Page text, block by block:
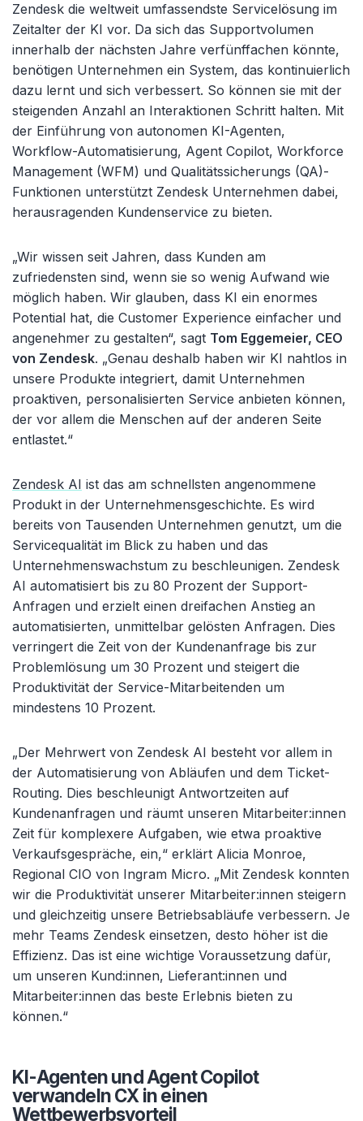
Zendesk die weltweit umfassendste Servicelösung im
Zeitalter der KI vor. Da sich das Supportvolumen
innerhalb der nächsten Jahre verfünffachen könnte,
benötigen Unternehmen ein System, das kontinuierlich
dazu lernt und sich verbessert. So können sie mit der
steigenden Anzahl an Interaktionen Schritt halten. Mit
der Einführung von autonomen KI-Agenten,
Workflow-Automatisierung, Agent Copilot, Workforce
Management (WFM) und Qualitätssicherungs (QA)-
Funktionen unterstützt Zendesk Unternehmen dabei,
herausragenden Kundenservice zu bieten.
„Wir wissen seit Jahren, dass Kunden am
zufriedensten sind, wenn sie so wenig Aufwand wie
möglich haben. Wir glauben, dass KI ein enormes
Potential hat, die Customer Experience einfacher und
angenehmer zu gestalten“, sagt Tom Eggemeier, CEO
von Zendesk. „Genau deshalb haben wir KI nahtlos in
unsere Produkte integriert, damit Unternehmen
proaktiven, personalisierten Service anbieten können,
der vor allem die Menschen auf der anderen Seite
entlastet.“
Zendesk AI ist das am schnellsten angenommene
Produkt in der Unternehmensgeschichte. Es wird
bereits von Tausenden Unternehmen genutzt, um die
Servicequalität im Blick zu haben und das
Unternehmenswachstum zu beschleunigen. Zendesk
AI automatisiert bis zu 80 Prozent der Support-
Anfragen und erzielt einen dreifachen Anstieg an
automatisierten, unmittelbar gelösten Anfragen. Dies
verringert die Zeit von der Kundenanfrage bis zur
Problemlösung um 30 Prozent und steigert die
Produktivität der Service-Mitarbeitenden um
mindestens 10 Prozent.
„Der Mehrwert von Zendesk AI besteht vor allem in
der Automatisierung von Abläufen und dem Ticket-
Routing. Dies beschleunigt Antwortzeiten auf
Kundenanfragen und räumt unseren Mitarbeiter:innen
Zeit für komplexere Aufgaben, wie etwa proaktive
Verkaufsgespräche, ein,“ erklärt Alicia Monroe,
Regional CIO von Ingram Micro. „Mit Zendesk konnten
wir die Produktivität unserer Mitarbeiter:innen steigern
und gleichzeitig unsere Betriebsabläufe verbessern. Je
mehr Teams Zendesk einsetzen, desto höher ist die
Effizienz. Das ist eine wichtige Voraussetzung dafür,
um unseren Kund:innen, Lieferant:innen und
Mitarbeiter:innen das beste Erlebnis bieten zu
können.“
KI-Agenten und Agent Copilot
verwandeln CX in einen
Wettbewerbsvorteil